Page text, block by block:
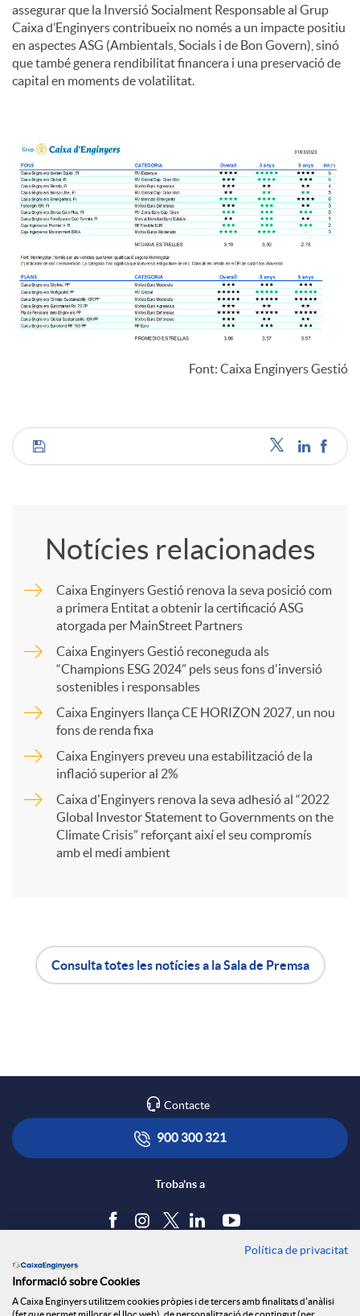
s
assegurar que la Inversió Socialment Responsable al Grup
Caixa d’Enginyers contribueix no només a un impacte positiu
en aspectes ASG (Ambientals, Socials i de Bon Govern), sinó
que també genera rendibilitat financera i una preservació de
capital en moments de volatilitat.
Font: Caixa Enginyers Gestió
C
m
r
r
x
s
S
Notícies relacionades
Caixa Enginyers Gestió renova la seva posició com
a primera Entitat a obtenir la certificació ASG
atorgada per MainStreet Partners
Caixa Enginyers Gestió reconeguda als
“Champions ESG 2024” pels seus fons d'inversió
sostenibles i responsables
Caixa Enginyers llança CE HORIZON 2027, un nou
fons de renda fixa
Caixa Enginyers preveu una estabilització de la
inflació superior al 2%
Caixa d'Enginyers renova la seva adhesió al “2022
Global Investor Statement to Governments on the
Climate Crisis” reforçant així el seu compromís
amb el medi ambient
i
c
ó
a
Consulta totes les notícies a la Sala de Premsa
Contacte
900 300 321
Troba'ns a
Política de cookies
Política de privacitat
Informació sobre Cookies
A Caixa Enginyers utilitzem cookies pròpies i de tercers amb finalitats d'anàlisi